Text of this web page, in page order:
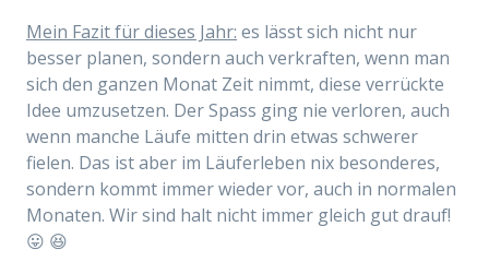
Mein Fazit für dieses Jahr: es lässt sich nicht nur
besser planen, sondern auch verkraften, wenn man
sich den ganzen Monat Zeit nimmt, diese verrückte
Idee umzusetzen. Der Spass ging nie verloren, auch
wenn manche Läufe mitten drin etwas schwerer
fielen. Das ist aber im Läuferleben nix besonderes,
sondern kommt immer wieder vor, auch in normalen
Monaten. Wir sind halt nicht immer gleich gut drauf!
😛 😆